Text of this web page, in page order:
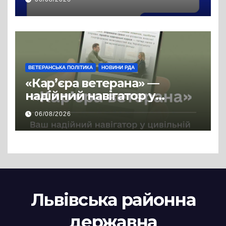
ВЕТЕРАНСЬКА ПОЛІТИКА НОВИНИ РДА
«Кар’єра ветерана» —
надійний навігатор у
цивільній професії
06/08/2026
Львівська районна